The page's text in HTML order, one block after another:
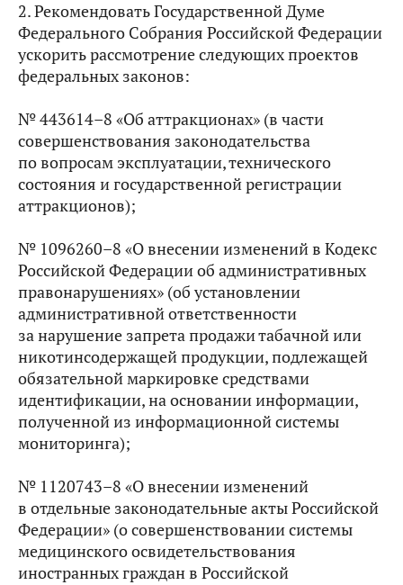
2. Рекомендовать Государственной Думе
Федерального Собрания Российской Федерации
ускорить рассмотрение следующих проектов
федеральных законов:
№ 443614–8 «Об аттракционах» (в части
совершенствования законодательства
по вопросам эксплуатации, технического
состояния и государственной регистрации
аттракционов);
№ 1096260–8 «О внесении изменений в Кодекс
Российской Федерации об административных
правонарушениях» (об установлении
административной ответственности
за нарушение запрета продажи табачной или
никотинсодержащей продукции, подлежащей
обязательной маркировке средствами
идентификации, на основании информации,
полученной из информационной системы
мониторинга);
№ 1120743–8 «О внесении изменений
в отдельные законодательные акты Российской
Федерации» (о совершенствовании системы
медицинского освидетельствования
иностранных граждан в Российской